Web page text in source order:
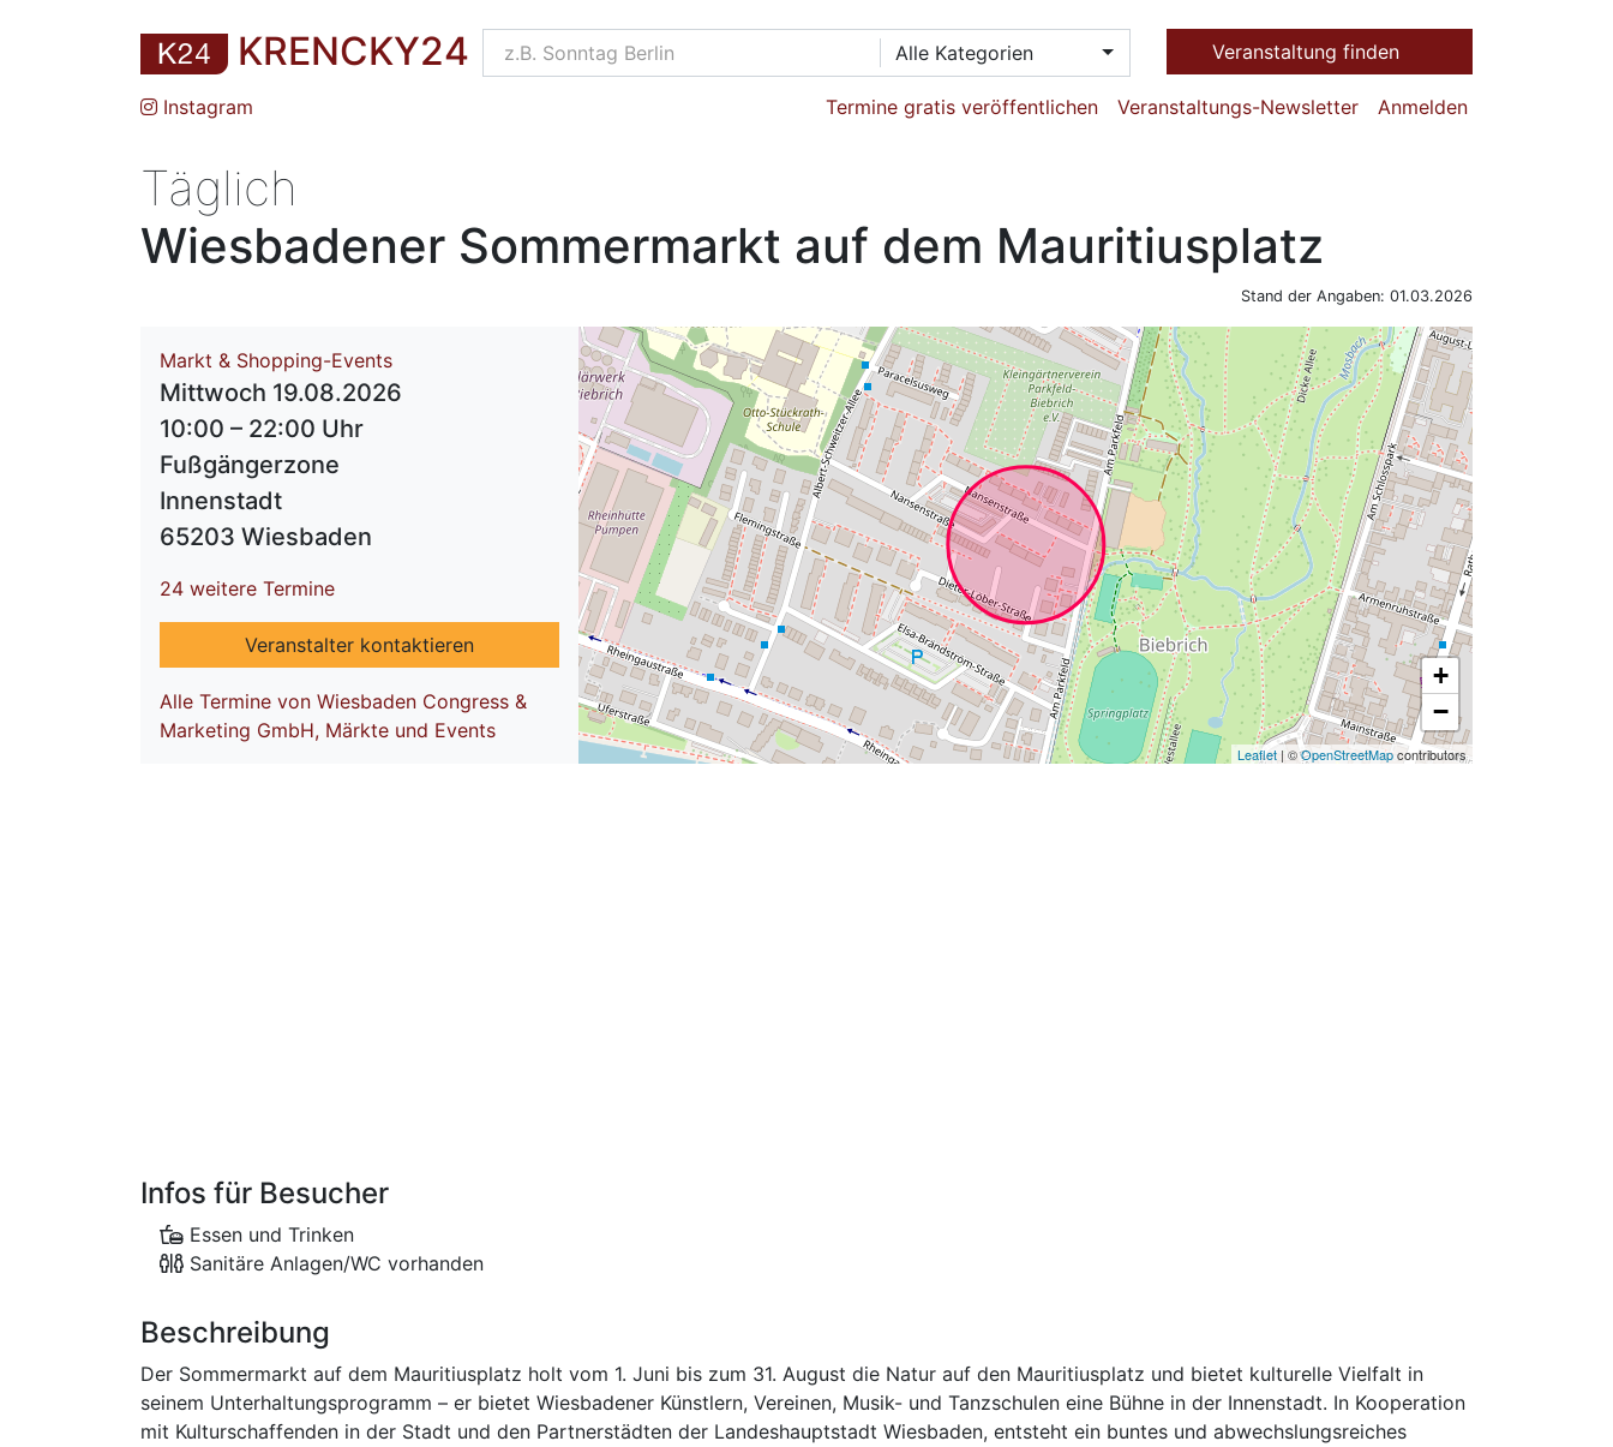
KRENCKY24 Alle Kategorien Veranstaltung finden
Instagram Termine gratis veröffentlichen Veranstaltungs-Newsletter Anmelden
Täglich
Wiesbadener Sommermarkt auf dem Mauritiusplatz
Stand der Angaben: 01.03.2026
Markt & Shopping-Events
Mittwoch 19.08.2026
10:00 – 22:00 Uhr
Fußgängerzone
Innenstadt
65203 Wiesbaden
24 weitere Termine
Veranstalter kontaktieren
Alle Termine von Wiesbaden Congress &
Marketing GmbH, Märkte und Events
+
−
Leaflet | ©OpenStreetMapcontributors
Infos für Besucher
Essen und Trinken
Sanitäre Anlagen/WC vorhanden
Beschreibung
Der Sommermarkt auf dem Mauritiusplatz holt vom 1. Juni bis zum 31. August die Natur auf den Mauritiusplatz und bietet kulturelle Vielfalt in
seinem Unterhaltungsprogramm – er bietet Wiesbadener Künstlern, Vereinen, Musik- und Tanzschulen eine Bühne in der Innenstadt. In Kooperation
mit Kulturschaffenden in der Stadt und den Partnerstädten der Landeshauptstadt Wiesbaden, entsteht ein buntes und abwechslungsreiches